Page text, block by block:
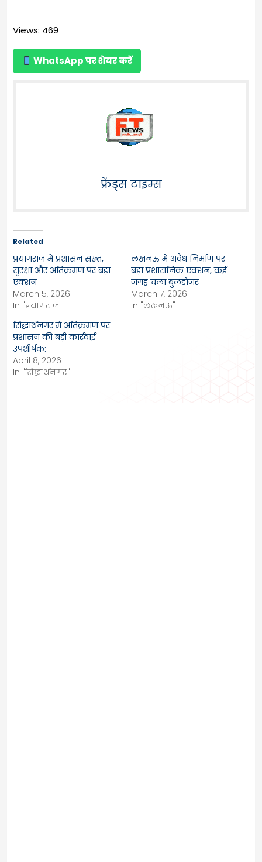
Views: 469
WhatsApp पर शेयर करें
फ्रेंड्स टाइम्स
Related
प्रयागराज में प्रशासन सख्त,
सुरक्षा और अतिक्रमण पर बड़ा
एक्शन
March 5, 2026
In "प्रयागराज"
लखनऊ में अवैध निर्माण पर
बड़ा प्रशासनिक एक्शन, कई
जगह चला बुलडोजर
March 7, 2026
In "लखनऊ"
सिद्धार्थनगर में अतिक्रमण पर
प्रशासन की बड़ी कार्रवाई
उपशीर्षक:
April 8, 2026
In "सिद्धार्थनगर"